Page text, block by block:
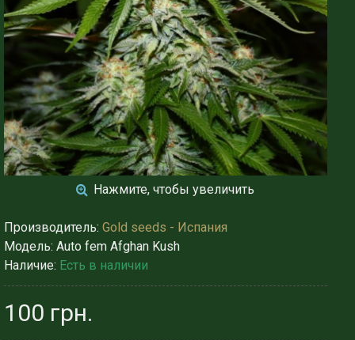
Нажмите, чтобы увеличить
Производитель: Gold seeds - Испания
Модель: Auto fem Afghan Kush
Наличие: Есть в наличии
100 грн.